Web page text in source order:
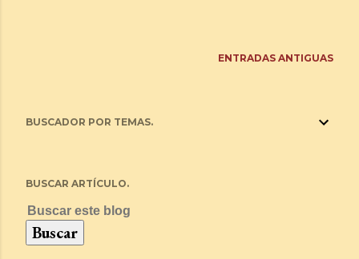
ENTRADAS ANTIGUAS
BUSCADOR POR TEMAS.
BUSCAR ARTÍCULO.